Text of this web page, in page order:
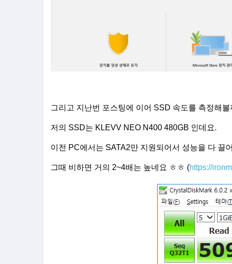
그리고 지난번 포스팅에 이어 SSD 속도를 측정해볼
저의 SSD는 KLEVV NEO N400 480GB 인데요.
이전 PC에서는 SATA2만 지원되어서 성능을 다 끌
그때 비하면 거의 2~4배는 높네요 ㅎㅎ (https://